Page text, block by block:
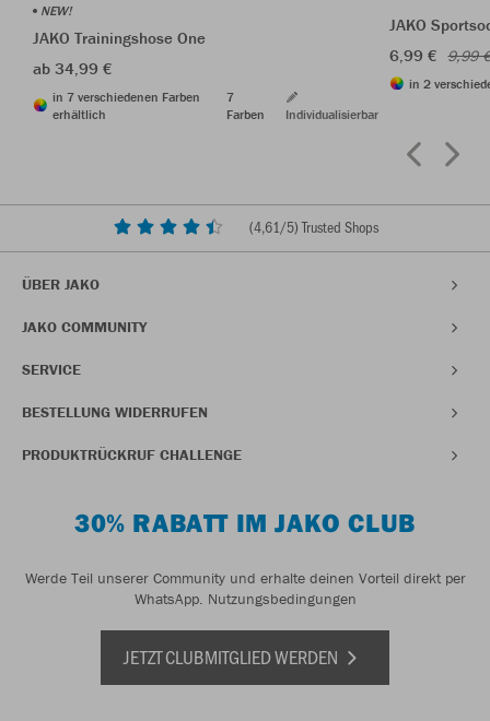
NEW!
JAKO Trainingshose One
ab 34,99 €
in 7 verschiedenen Farben
erhältlich
7
Farben
Individualisierbar
JAKO
6,99 € 9,99
in 2
(4,61/5) Trusted Shops
ÜBER JAKO
JAKO COMMUNITY
SERVICE
BESTELLUNG WIDERRUFEN
PRODUKTRÜCKRUF CHALLENGE
30% RABATT IM JAKO CLUB
Werde Teil unserer Community und erhalte deinen Vorteil direkt per
WhatsApp. Nutzungsbedingungen
JETZT CLUBMITGLIED WERDEN